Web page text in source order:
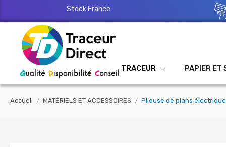
Stock France
TRACEUR PAPIER ET
Accueil MATÉRIELS ET ACCESSOIRES Plieuse de plans électrique